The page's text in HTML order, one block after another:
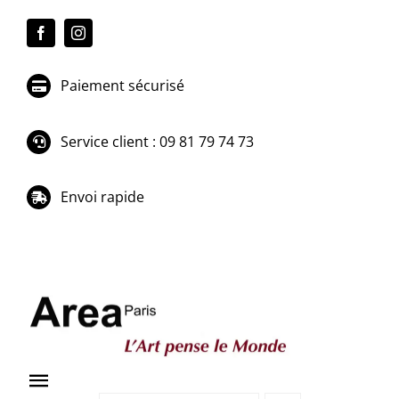
Paiement sécurisé
Service client : 09 81 79 74 73
Envoi rapide